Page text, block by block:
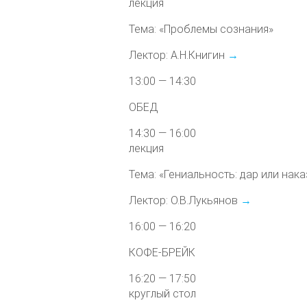
лекция
Тема: «Проблемы сознания»
Лектор: А.Н.Книгин →
13:00 — 14:30
ОБЕД
14:30 — 16:00
лекция
Тема: «Гениальность: дар или
Лектор: О.В.Лукьянов →
16:00 — 16:20
КОФЕ-БРЕЙК
16:20 — 17:50
круглый стол